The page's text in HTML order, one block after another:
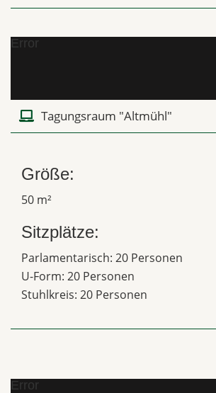
Error
Tagungsraum "Altmühl"
Größe:
50 m²
Sitzplätze:
Parlamentarisch: 20 Personen
U-Form: 20 Personen
Stuhlkreis: 20 Personen
Error